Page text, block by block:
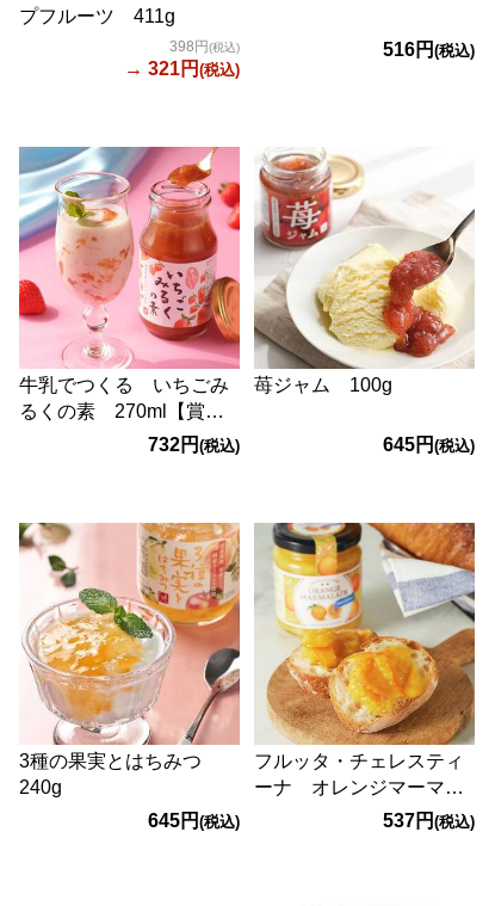
プフルーツ 411g
398円(税込)
→ 321円(税込)
516円 (税込)
牛乳でつくる いちごみ
るくの素 270ml【賞味
期限：2026/9/23】
732円(税込)
苺ジャム 100g
645円 (税込)
3種の果実とはちみつ
240g
645円(税込)
フルッタ・チェレスティ
ーナ オレンジマーマレ
537円 (税込)